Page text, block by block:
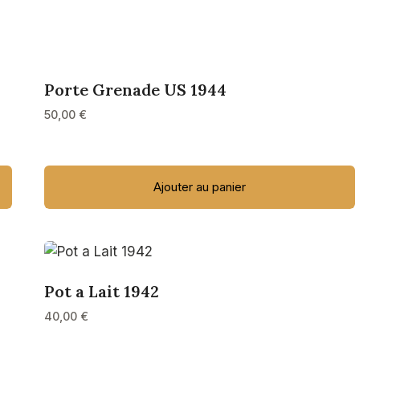
Porte Grenade US 1944
50,00 €
Ajouter au panier
Pot a Lait 1942
40,00 €